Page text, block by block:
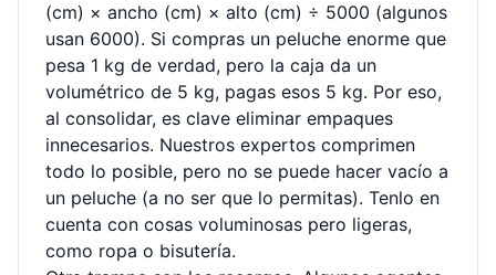
(cm) × ancho (cm) × alto (cm) ÷ 5000 (algunos
usan 6000). Si compras un peluche enorme que
pesa 1 kg de verdad, pero la caja da un
volumétrico de 5 kg, pagas esos 5 kg. Por eso,
al consolidar, es clave eliminar empaques
innecesarios. Nuestros expertos comprimen
todo lo posible, pero no se puede hacer vacío a
un peluche (a no ser que lo permitas). Tenlo en
cuenta con cosas voluminosas pero ligeras,
como ropa o bisutería.